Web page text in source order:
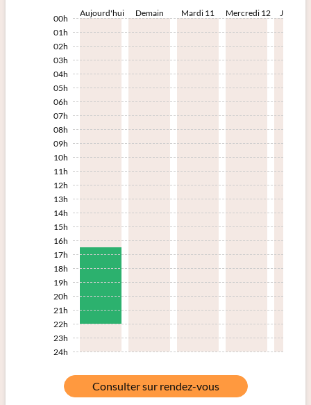
00h
01h
02h
03h
04h
05h
06h
07h
08h
09h
10h
11h
12h
13h
14h
15h
16h
17h
18h
19h
20h
21h
22h
23h
24h
Aujourd'hui Demain Mardi 11 Mercredi 12 Jeudi 13
Consulter sur rendez-vous